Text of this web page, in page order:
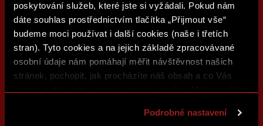
poskytování služeb, které jste si vyžádali. Pokud nám
dáte souhlas prostřednictvím tlačítka „Přijmout vše“
budeme moci používat i další cookies (naše i třetích
stran). Tyto cookies a na jejich základě zpracovávané
osobní údaje nám pomáhají měřit návštěvnost našich
stránek, pochopit, jak procházíte náš obsah a co Vás
reklamu na základě Vašich preferencí. Jednotlivé
Podrobné nastavení